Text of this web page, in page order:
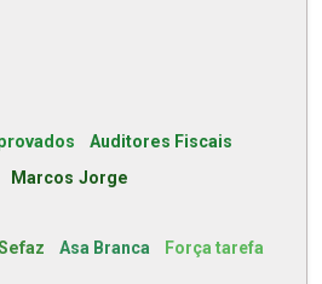
Auditores Fiscais
Marcos Jorge
Asa Branca Força tarefa